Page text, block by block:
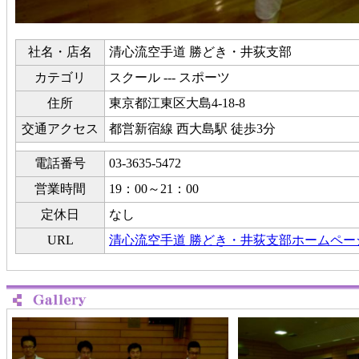
社名・店名
清心流空手道 勝どき・井荻支部
カテゴリ
スクール --- スポーツ
住所
東京都江東区大島4-18-8
交通アクセス
都営新宿線 西大島駅 徒歩3分
電話番号
03-3635-5472
営業時間
19：00～21：00
定休日
なし
URL
清心流空手道 勝どき・井荻支部ホームペー